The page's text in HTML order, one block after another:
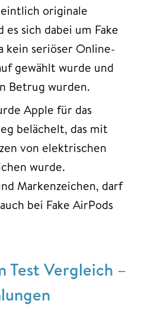
originale
sich dabei um Fake
kein seriöser Online-
gewählt wurde und
Betrug wurden.
Apple für das
belächelt, das mit
von elektrischen
wurde.
Markenzeichen, darf
bei Fake AirPods
Test Vergleich –